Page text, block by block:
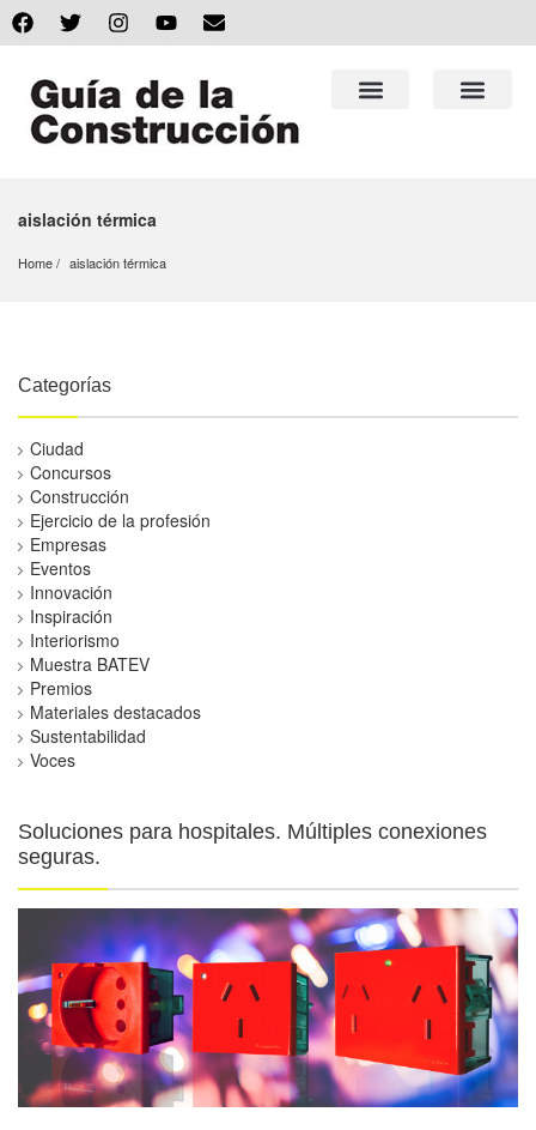
aislación térmica
Home aislación térmica
Categorías
Ciudad
Concursos
Construcción
Ejercicio de la profesión
Empresas
Eventos
Innovación
Inspiración
Interiorismo
Muestra BATEV
Premios
Materiales destacados
Sustentabilidad
Voces
Soluciones para hospitales. Múltiples conexiones
seguras.